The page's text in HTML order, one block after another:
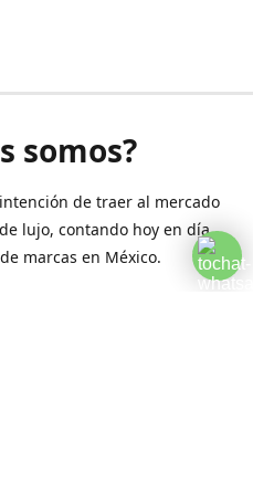
somos?
de traer al mercado
lujo, contando hoy en día
marcas en México.